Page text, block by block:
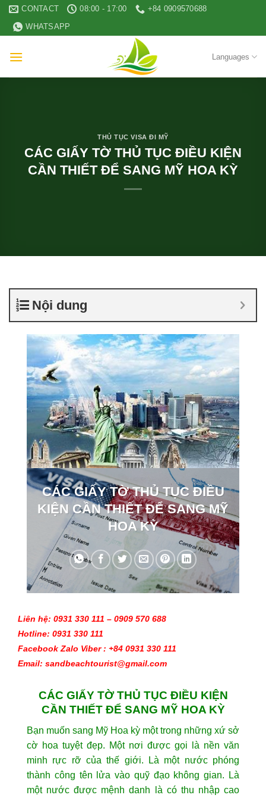
Skip
content
CONTACT 08:00 - 17:00
+84 0909570688
WHATSAPP
Languages
THỦ TỤC VISA ĐI MỸ
CÁC GIẤY TỜ THỦ TỤC ĐIỀU KIỆN
CẦN THIẾT ĐỂ SANG MỸ HOA KỲ
Nội dung
CÁC GIẤY TỜ THỦ TỤC ĐIỀU
KIỆN CẦN THIẾT ĐỂ SANG MỸ
HOA KỲ
Liên hệ: 0931 330 111 – 0909 570 688
Hotline: 0931 330 111
Facebook Zalo Viber : +84 0931 330 111
Email: sandbeachtourist@gmail.com
CÁC GIẤY TỜ THỦ TỤC ĐIỀU KIỆN
CẦN THIẾT ĐỂ SANG MỸ HOA KỲ
Bạn muốn sang Mỹ Hoa kỳ một trong những xứ sở
cờ hoa tuyệt đẹp. Một nơi được gọi là nền văn
minh rực rỡ của thế giới. Là một nước phóng
thành công tên lửa vào quỹ đạo không gian. Là
một nước được mệnh danh là có thu nhập cao